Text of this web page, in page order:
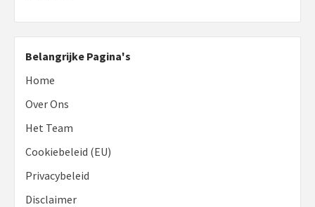
Belangrijke Pagina's
Home
Over Ons
Het Team
Cookiebeleid (EU)
Privacybeleid
Disclaimer